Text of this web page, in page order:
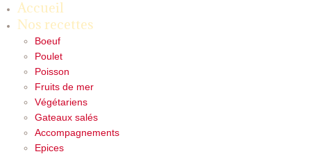
Accueil
Nos recettes
Boeuf
Poulet
Poisson
Fruits de mer
Végétariens
Gateaux salés
Accompagnements
Epices